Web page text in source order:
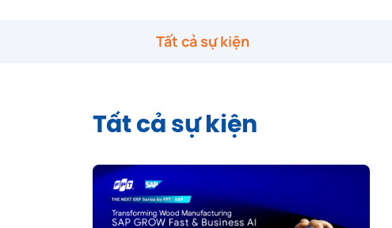
Tất cả sự kiện
Tất cả sự kiện